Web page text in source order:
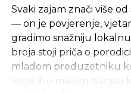
raspodjelom
Svaki zajam znači više
— on je povjerenje,
gradimo snažniju
broja stoji priča o
mladom preduzetniku
svoje ili o malom biznisu